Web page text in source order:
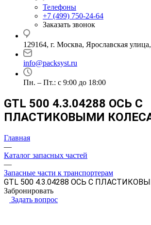
Телефоны
+7 (499) 750-24-64
Заказать звонок
129164, г. Москва, Ярославская
info@packsyst.ru
Пн. – Пт.: с 9:00 до 18:00
GTL 500 4.3.04288 ОСЬ С
ПЛАСТИКОВЫМИ
Главная
—
Каталог запасных частей
—
Запасные части к транспортерам
GTL 500 4.3.04288 ОСЬ С
Забронировать
Задать вопрос